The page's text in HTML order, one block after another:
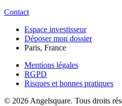
Contact
Espace investisseur
Déposer mon dossier
Paris, France
Mentions légales
RGPD
Risques et bonnes pratiques
© 2026 Angelsquare. Tous droits